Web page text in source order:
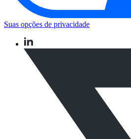
Suas opções de privacidade